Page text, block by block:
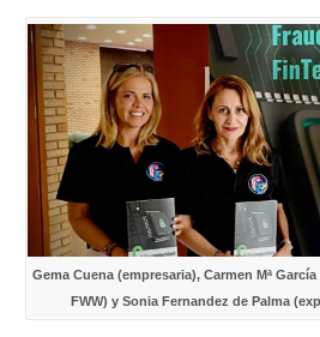
Gema Cuena (empresaria), Carmen Mª
FWW) y Sonia Fernandez de Palma